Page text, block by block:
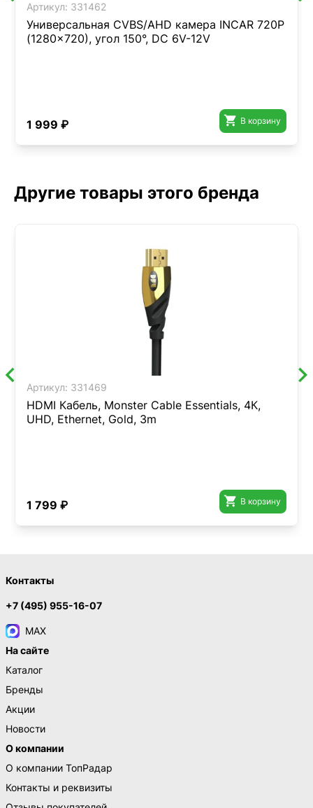
Артикул: 331462
Универсальная CVBS/AHD камера INCAR 720P
(1280x720), угол 150°, DC 6V-12V
1 999 ₽  В корзину
Другие товары этого бренда
Артикул: 331469
HDMI Кабель, Monster Cable Essentials, 4К,
UHD, Ethernet, Gold, 3m
1 799 ₽  В корзину
Контакты
+7 (495) 955-16-07
MAX
На сайте
Каталог
Бренды
Акции
Новости
О компании
О компании ТопРадар
Контакты и реквизиты